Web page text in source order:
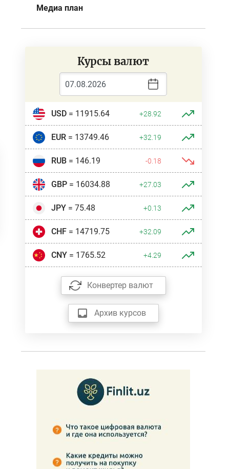
Медиа план
Курсы валют
USD= 11915.64 +28.92
EUR= 13749.46 +32.19
RUB= 146.19 -0.18
GBP= 16034.88 +27.03
JPY= 75.48 +0.13
CHF= 14719.75 +32.09
CNY= 1765.52 +4.29
Конвертер валют
Архив курсов